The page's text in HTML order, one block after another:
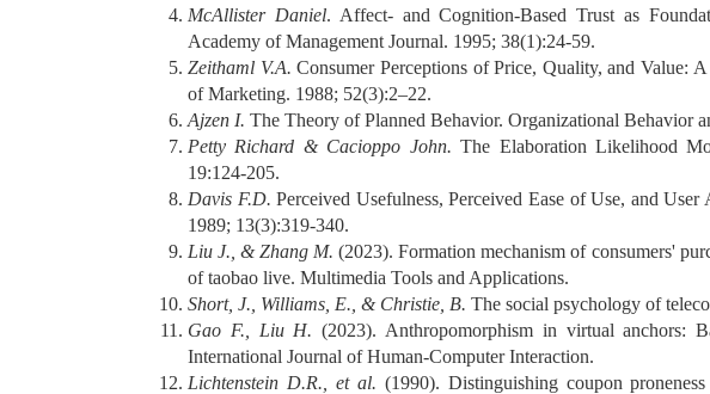
McAllister Daniel. Affect- and Cognition-Based Trust as
Academy of Management Journal. 1995; 38(1):24-59.
Zeithaml V.A.Consumer Perceptions of Price, Quality, and Value:
of Marketing. 1988; 52(3):2–22.
Ajzen I. The Theory of Planned Behavior. Organizational Behavior
Petty Richard & Cacioppo John.The Elaboration Likelihood
19:124-205.
Davis F.D.Perceived Usefulness, Perceived Ease of Use, and
1989; 13(3):319-340.
Liu J., & Zhang M.(2023). Formation mechanism of consumers'
of taobao live. Multimedia Tools and Applications.
Short, J., Williams, E., & Christie, B. The social psychology of
Gao F., Liu H.(2023). Anthropomorphism in virtual anchors:
International Journal of Human-Computer Interaction.
Lichtenstein D.R., et al. (1990). Distinguishing coupon